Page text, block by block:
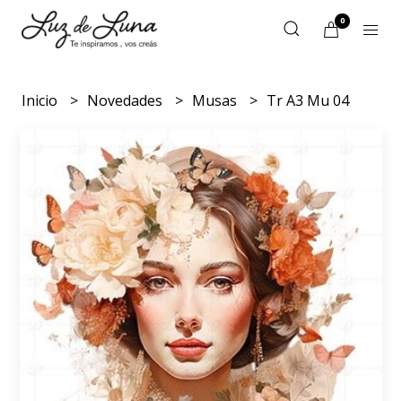
0
Inicio Novedades Musas Tr A3 Mu 04